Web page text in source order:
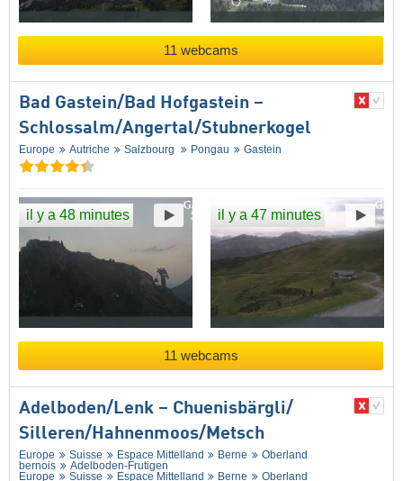
11 webcams
Bad Gastein/​Bad Hofgastein –
Schlossalm/​Angertal/​Stubnerkogel
Europe Autriche Salzbourg Pongau Gastein
il y a 48 minutes il y a 47 minutes
11 webcams
Adelboden/​Lenk – Chuenisbärgli/​
Silleren/​Hahnenmoos/​Metsch
Europe Suisse Espace Mittelland Berne
Oberland
bernois
Adelboden-Frutigen
Europe
Suisse Espace Mittelland Berne
Oberland